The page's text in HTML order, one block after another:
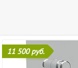
11 500 руб.